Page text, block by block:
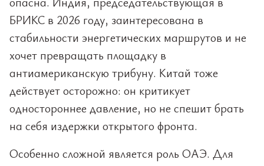
БРИКС в 2026 году, заинтересована в
стабильности энергетических маршрутов и не
хочет превращать площадку в
антиамериканскую трибуну. Китай тоже
действует осторожно: он критикует
одностороннее давление, но не спешит брать
на себя издержки открытого фронта.
Особенно сложной является роль ОАЭ. Для